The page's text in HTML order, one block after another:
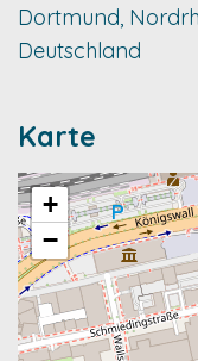
Dortmund,
Deutschland
Karte
+
−